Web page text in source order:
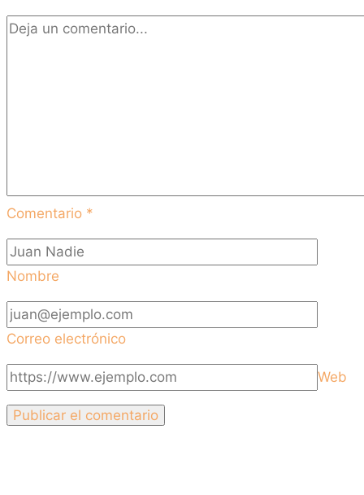
Comentario *
Nombre
Correo electrónico
Web